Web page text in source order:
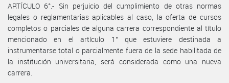
ARTÍCULO 6°.- Sin perjuicio del cumplimiento de otras normas
legales o reglamentarias aplicables al caso, la oferta de cursos
completos o parciales de alguna carrera correspondiente al título
mencionado en el artículo 1° que estuviere destinada a
instrumentarse total o parcialmente fuera de la sede habilitada de
la institución universitaria, será considerada como una nueva
carrera.